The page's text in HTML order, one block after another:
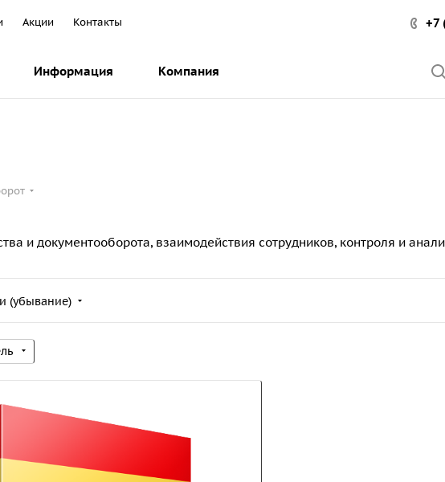
Акции Контакты +7
Информация Компания
и документооборота, взаимодействия сотрудников, контроля и
(убывание)